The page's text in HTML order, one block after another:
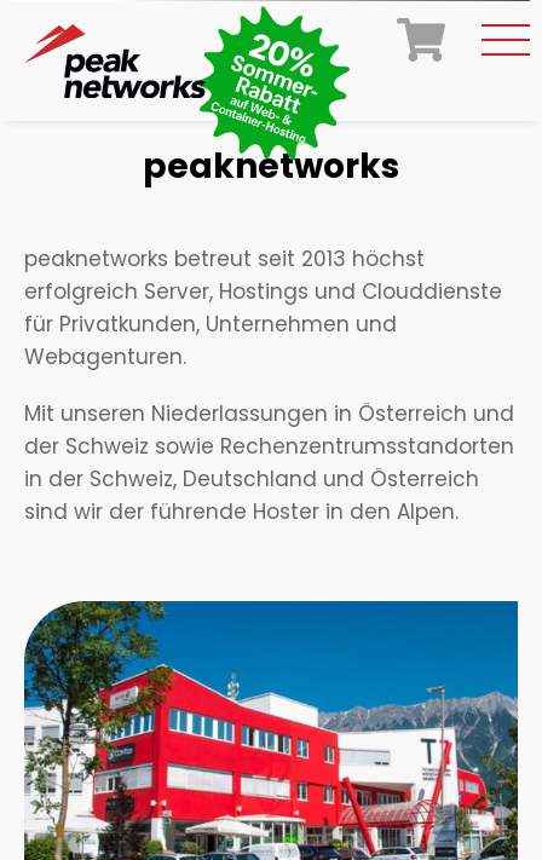
peaknetworks
peaknetworks betreut seit 2013 höchst
erfolgreich Server, Hostings und Clouddienste
für Privatkunden, Unternehmen und
Webagenturen.
Mit unseren Niederlassungen in Österreich und
der Schweiz sowie Rechenzentrumsstandorten
in der Schweiz, Deutschland und Österreich
sind wir der führende Hoster in den Alpen.